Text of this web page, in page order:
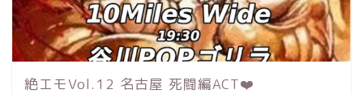
絶エモVol.12 名古屋 死闘編ACT❤️